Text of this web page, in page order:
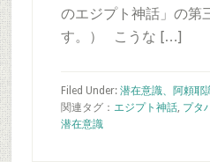
のエジプト神話」の第
す。） こうな […]
Filed Under: 潜在意識、阿頼耶
関連タグ： エジプト神話, プタ
潜在意識